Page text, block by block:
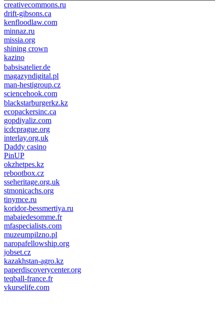
creativecommons.ru
drift-gibsons.ca
kenfloodlaw.com
minnaz.ru
missia.org
shining crown
kazino
casino lemon
pinco giriş
babsisatelier.de
magazyndigital.pl
man-hestigroup.cz
sciencehook.com
олимп казино
blackstarburgerkz.kz
ecopackersinc.ca
gopdiyaliz.com
icdcprague.org
interlay.org.uk
Daddy casino
PinUP
okzhetpes.kz
rebootbox.cz
sseheritage.org.uk
stmonicachs.org
tinymce.ru
koridor-bessmertiya.ru
mabaiedesomme.fr
mfaspecialists.com
muzeumpilzno.pl
naropafellowship.org
jobset.cz
kazakhstan-agro.kz
paperdiscoverycenter.org
teqball-france.fr
vkurselife.com